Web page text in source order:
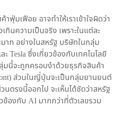
ฟุ่มเฟือย อาจทำให้เราเข้าใจผิดว่า
นความเป็นจริง เพราะในแต่ละ
าก อย่างในสหรัฐ บริษัทในกลุ่ม
Tesla ซึ่งเกี่ยวข้องกับเทคโนโลยี
มนี้จะถูกครอบงำด้วยธุรกิจสินค้า
ส่วนในญี่ปุ่นจะเป็นกลุ่มยานยนต์
ตรงนี้ออกไป จะเห็นได้ชัดว่าสหรัฐ
องกับ AI มากกว่าที่ตัวเลขรวม